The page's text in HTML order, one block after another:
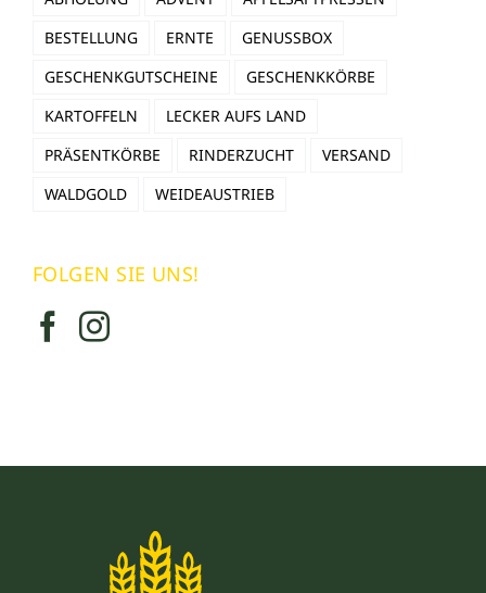
BESTELLUNG
ERNTE
GENUSSBOX
GESCHENKGUTSCHEINE
GESCHENKKÖRBE
KARTOFFELN
LECKER AUFS LAND
PRÄSENTKÖRBE
RINDERZUCHT
VERSAND
WALDGOLD
WEIDEAUSTRIEB
FOLGEN SIE UNS!